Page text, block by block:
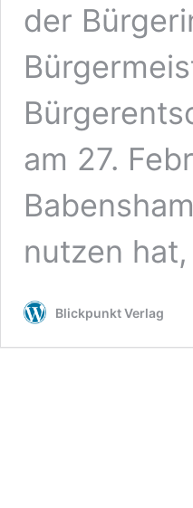
der
am 27.
nutzen
Blickpunkt Verlag